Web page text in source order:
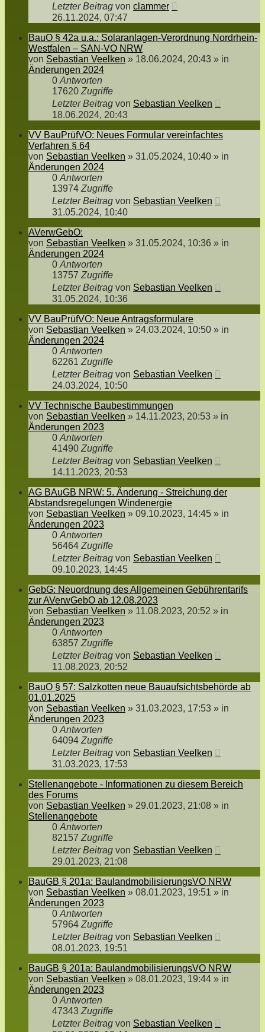
Letzter Beitrag von clammer
26.11.2024, 07:47
BauO § 42a u.a.: Solaranlagen-Verordnung Nordrhein-
Westfalen – SAN-VO NRW
von Sebastian Veelken » 18.06.2024, 20:43 » in
Änderungen 2024
0 Antworten
17620 Zugriffe
Letzter Beitrag von Sebastian Veelken
18.06.2024, 20:43
VV BauPrüfVO: Neues Formular vereinfachtes
Verfahren § 64
von Sebastian Veelken » 31.05.2024, 10:40 » in
Änderungen 2024
0 Antworten
13974 Zugriffe
Letzter Beitrag von Sebastian Veelken
31.05.2024, 10:40
AVerwGebO:
von Sebastian Veelken » 31.05.2024, 10:36 » in
Änderungen 2024
0 Antworten
13757 Zugriffe
Letzter Beitrag von Sebastian Veelken
31.05.2024, 10:36
VV BauPrüfVO: Neue Antragsformulare
von Sebastian Veelken » 24.03.2024, 10:50 » in
Änderungen 2024
0 Antworten
62261 Zugriffe
Letzter Beitrag von Sebastian Veelken
24.03.2024, 10:50
VV Technische Baubestimmungen
von Sebastian Veelken » 14.11.2023, 20:53 » in
Änderungen 2023
0 Antworten
41490 Zugriffe
Letzter Beitrag von Sebastian Veelken
14.11.2023, 20:53
AG BAuGB NRW: 5. Änderung - Streichung der
Abstandsregelungen Windenergie
von Sebastian Veelken » 09.10.2023, 14:45 » in
Änderungen 2023
0 Antworten
56464 Zugriffe
Letzter Beitrag von Sebastian Veelken
09.10.2023, 14:45
GebG: Neuordnung des Allgemeinen Gebührentarifs
zur AVerwGebO ab 12.08.2023
von Sebastian Veelken » 11.08.2023, 20:52 » in
Änderungen 2023
0 Antworten
63857 Zugriffe
Letzter Beitrag von Sebastian Veelken
11.08.2023, 20:52
BauO § 57: Salzkotten neue Bauaufsichtsbehörde ab
01.01.2025
von Sebastian Veelken » 31.03.2023, 17:53 » in
Änderungen 2023
0 Antworten
64094 Zugriffe
Letzter Beitrag von Sebastian Veelken
31.03.2023, 17:53
Stellenangebote - Informationen zu diesem Bereich
des Forums
von Sebastian Veelken » 29.01.2023, 21:08 » in
Stellenangebote
0 Antworten
82157 Zugriffe
Letzter Beitrag von Sebastian Veelken
29.01.2023, 21:08
BauGB § 201a: BaulandmobilisierungsVO NRW
von Sebastian Veelken » 08.01.2023, 19:51 » in
Änderungen 2023
0 Antworten
57964 Zugriffe
Letzter Beitrag von Sebastian Veelken
08.01.2023, 19:51
BauGB § 201a: BaulandmobilisierungsVO NRW
von Sebastian Veelken » 08.01.2023, 19:44 » in
Änderungen 2023
0 Antworten
47343 Zugriffe
Letzter Beitrag von Sebastian Veelken